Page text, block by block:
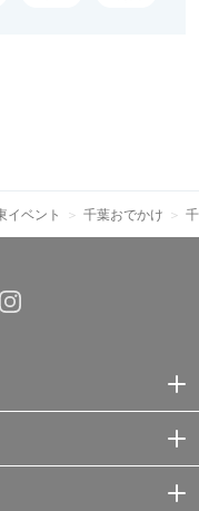
イベント 千葉おでかけ